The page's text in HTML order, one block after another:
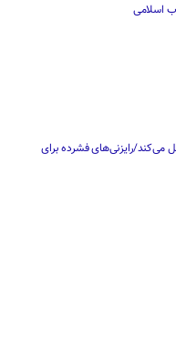
اسلامی
می‌کند/رایزنی‌های فشرده برای